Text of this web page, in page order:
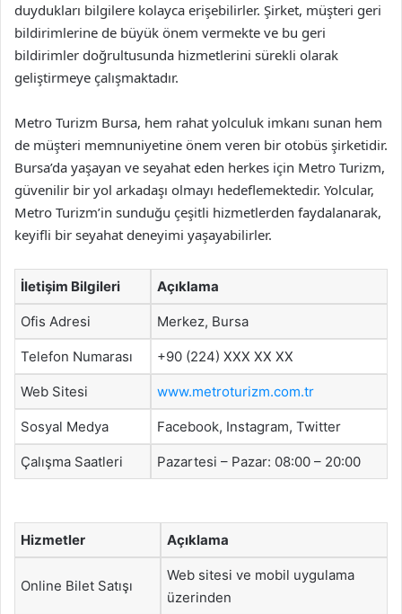
duydukları bilgilere kolayca erişebilirler. Şirket, müşteri geri
bildirimlerine de büyük önem vermekte ve bu geri
bildirimler doğrultusunda hizmetlerini sürekli olarak
geliştirmeye çalışmaktadır.
Metro Turizm Bursa, hem rahat yolculuk imkanı sunan hem
de müşteri memnuniyetine önem veren bir otobüs şirketidir.
Bursa’da yaşayan ve seyahat eden herkes için Metro Turizm,
güvenilir bir yol arkadaşı olmayı hedeflemektedir. Yolcular,
Metro Turizm’in sunduğu çeşitli hizmetlerden faydalanarak,
keyifli bir seyahat deneyimi yaşayabilirler.
İletişim Bilgileri Açıklama
Ofis Adresi Merkez, Bursa
Telefon Numarası +90 (224) XXX XX XX
Web Sitesi www.metroturizm.com.tr
Sosyal Medya Facebook, Instagram, Twitter
Çalışma Saatleri Pazartesi – Pazar: 08:00 – 20:00
Hizmetler Açıklama
Online Bilet Satışı
Web sitesi ve mobil uygulama
üzerinden